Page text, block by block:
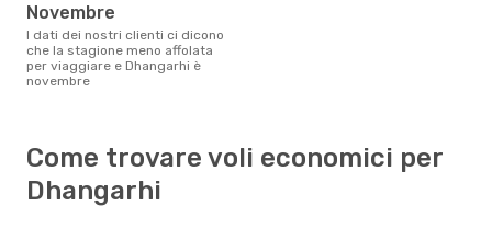
novembre
I dati dei nostri clienti ci dicono
che la stagione meno affolata
per viaggiare e Dhangarhi è
novembre
Come trovare voli economici per
Dhangarhi